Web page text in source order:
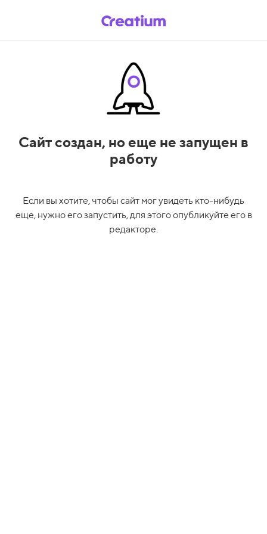
Сайт создан, но еще не запущен в
работу
Если вы хотите, чтобы сайт мог увидеть кто-нибудь
еще, нужно его запустить, для этого опубликуйте его в
редакторе.